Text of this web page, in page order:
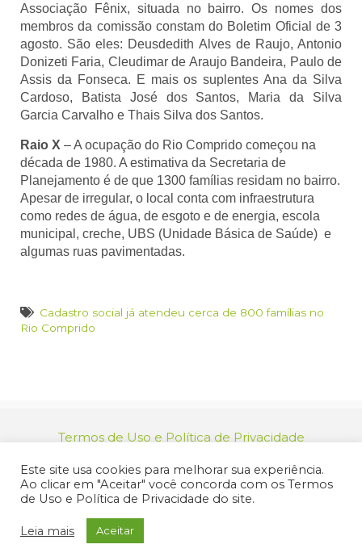
Associação Fênix, situada no bairro. Os nomes dos
membros da comissão constam do Boletim Oficial de 3
agosto. São eles: Deusdedith Alves de Raujo, Antonio
Donizeti Faria, Cleudimar de Araujo Bandeira, Paulo de
Assis da Fonseca. E mais os suplentes Ana da Silva
Cardoso, Batista José dos Santos, Maria da Silva
Garcia Carvalho e Thais Silva dos Santos.
Raio X – A ocupação do Rio Comprido começou na
década de 1980. A estimativa da Secretaria de
Planejamento é de que 1300 famílias residam no bairro.
Apesar de irregular, o local conta com infraestrutura
como redes de água, de esgoto e de energia, escola
municipal, creche, UBS (Unidade Básica de Saúde) e
algumas ruas pavimentadas.
Cadastro social já atendeu cerca de 800 famílias no
Rio Comprido
Termos de Uso e Política de Privacidade
46.694.139/0001-83 | (12) 3955-9000
Endereço: Praça dos Três Poderes, 73 - Centro -
Jacareí/SP - CEP 12327-170
Este site usa cookies para melhorar sua experiência.
Ao clicar em "Aceitar" você concorda com os Termos
de Uso e Política de Privacidade do site.
Leia mais Aceitar